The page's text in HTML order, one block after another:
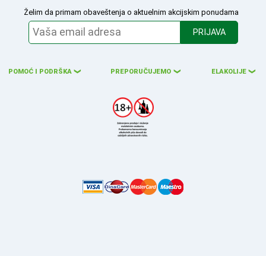
Želim da primam obaveštenja o aktuelnim akcijskim ponudama
PRIJAVA
POMOĆ I PODRŠKA ❮ PREPORUČUJEMO ❮ ELAKOLIJE ❮